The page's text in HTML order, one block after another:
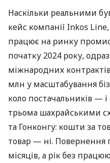
Наскільки реальними
кейс компанії Inkos
працює на ринку
початку 2024 року,
міжнародних
млн у масштабування
коло постачальників — і
трьома шахрайськими
та Гонконгу: кошти за
товар — ні. Повернення
місяців, а рік без